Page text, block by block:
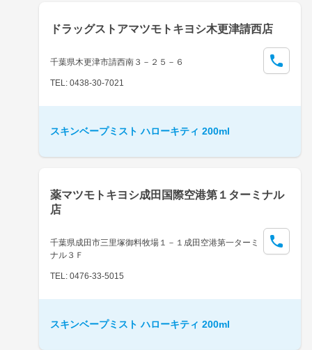
ドラッグストアマツモトキヨシ木更津請西店
千葉県木更津市請西南３－２５－６
TEL: 0438-30-7021
スキンベープミスト ハローキティ 200ml
薬マツモトキヨシ成田国際空港第１ターミナル
店
千葉県成田市三里塚御料牧場１－１成田空港第一ターミ
ナル３Ｆ
TEL: 0476-33-5015
スキンベープミスト ハローキティ 200ml